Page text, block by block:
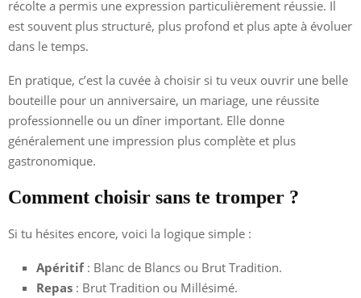
récolte a permis une expression particulièrement réussie. Il
est souvent plus structuré, plus profond et plus apte à évoluer
dans le temps.
En pratique, c’est la cuvée à choisir si tu veux ouvrir une belle
bouteille pour un anniversaire, un mariage, une réussite
professionnelle ou un dîner important. Elle donne
généralement une impression plus complète et plus
gastronomique.
Comment choisir sans te tromper ?
Si tu hésites encore, voici la logique simple :
Apéritif: Blanc de Blancs ou Brut Tradition.
Repas : Brut Tradition ou Millésimé.